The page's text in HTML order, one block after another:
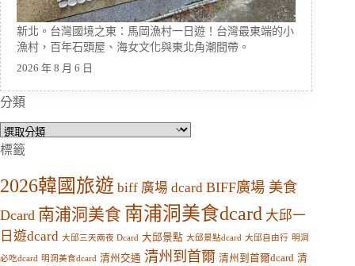
新北。台灣國境之東：馬岡漁村一日遊！台灣最東端的小
漁村，百年石頭屋、海女文化與東北角潮間帶。
2026 年 8 月 6 日
分類
分
類
標籤
2026韓國旅遊 biff 廣場 dcard BIFF廣場 美食
Dcard 南浦洞美食 南浦洞美食dcard 大邱一
日遊dcard 大邱三天兩夜 Dcard 大邱景點 大邱景點dcard 大邱自由行 明洞
必吃dcard 明洞美食dcard 清州交通 清州到首爾 清州到首爾dcard 清